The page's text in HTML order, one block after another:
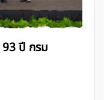
ปี กรม